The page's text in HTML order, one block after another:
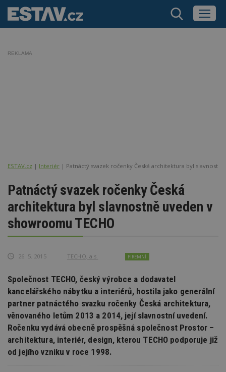
REKLAMA
ESTAV.cz Interiér Patnáctý svazek ročenky Česká architektura byl
Patnáctý svazek ročenky Česká
architektura byl slavnostně uveden v
showroomu TECHO
26. 5. 2015 TECHO, a.s. FIREMNÍ
Společnost TECHO, český výrobce a dodavatel
kancelářského nábytku a interiérů, hostila jako generální
partner patnáctého svazku ročenky Česká architektura,
věnovaného letům 2013 a 2014, její slavnostní uvedení.
Ročenku vydává obecně prospěšná společnost Prostor –
architektura, interiér, design, kterou TECHO podporuje již
od jejího vzniku v roce 1998.